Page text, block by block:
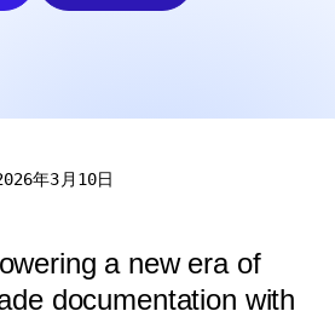
年3月10日
a new era of
documentation with